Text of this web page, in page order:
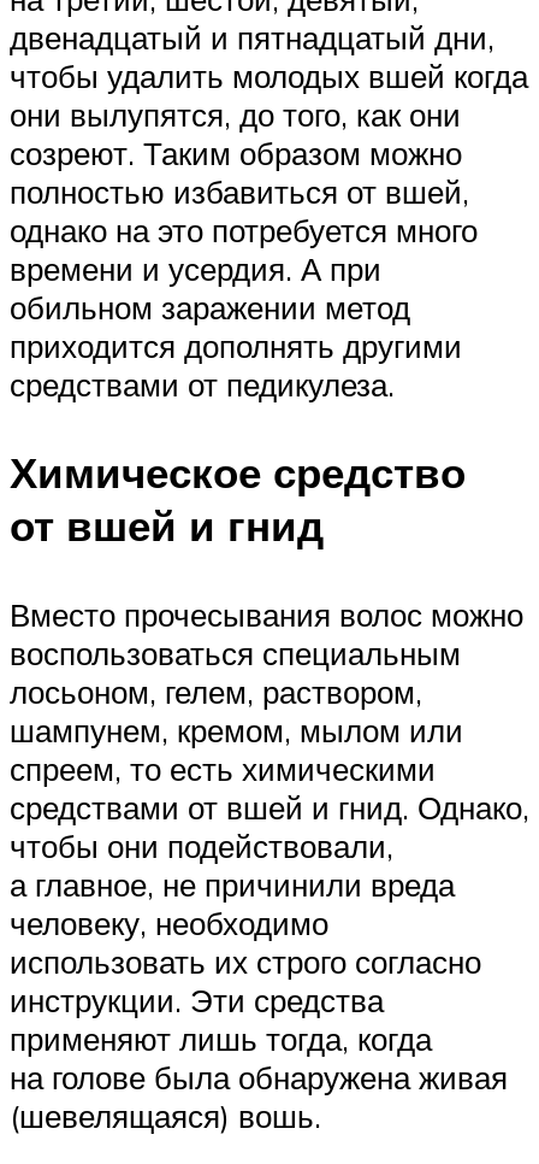
двенадцатый и пятнадцатый дни,
чтобы удалить молодых вшей когда
они вылупятся, до того, как они
созреют. Таким образом можно
полностью избавиться от вшей,
однако на это потребуется много
времени и усердия. А при
обильном заражении метод
приходится дополнять другими
средствами от педикулеза.
Химическое средство
от вшей и гнид
Вместо прочесывания волос можно
воспользоваться специальным
лосьоном, гелем, раствором,
шампунем, кремом, мылом или
спреем, то есть химическими
средствами от вшей и гнид. Однако,
чтобы они подействовали,
а главное, не причинили вреда
человеку, необходимо
использовать их строго согласно
инструкции. Эти средства
применяют лишь тогда, когда
на голове была обнаружена живая
(шевелящаяся) вошь.